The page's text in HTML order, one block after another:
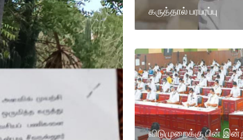
கருத்தால் பரபரப்பு
விடுமுறைக்கு பின்